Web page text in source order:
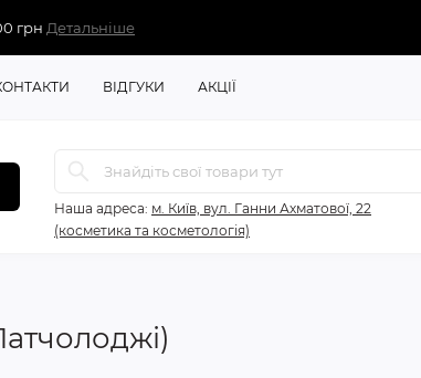
грн Детальніше
ВІДГУКИ АКЦІЇ
Наша адреса: м. Київ, вул. Ганни Ахматової, 22
(косметика та косметологія)